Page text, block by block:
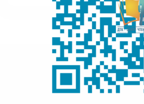
Детская Точка Кипения
Центр Чтения